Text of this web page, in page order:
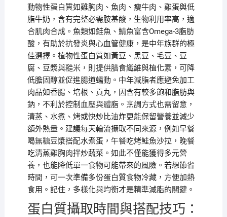
動物性蛋白質如雞胸肉、魚肉、瘦牛肉、雞蛋與低
脂牛奶，含有完整必需胺基酸，生物利用率高，適
合肌肉合成。魚類如鮭魚、鯖魚富含Omega-3脂肪
酸，有助於抗發炎與心血管健康，是中年族群的極
佳選擇。植物性蛋白質如黃豆、黑豆、毛豆、豆
腐、豆漿與糙米，則提供膳食纖維與植化素，可降
低膽固醇並促進腸道蠕動。中年減脂者應避免加工
肉品如香腸、培根、貢丸，因含有較多飽和脂肪與
鈉，不利於控制血壓與體脂。烹調方式也需留意，
清蒸、水煮、烤或快炒比油炸更能保留營養並減少
額外熱量。建議每天輪流攝取不同來源，例如早餐
喝無糖豆漿搭配水煮蛋，午餐吃烤鮭魚沙拉，晚餐
吃清蒸雞胸肉拌炒蔬菜。如此不僅能獲得多元營
養，也能降低單一食物可能帶來的風險。若想節省
時間，可一次準備多份蛋白質食物冷藏，方便加熱
食用。記住，多樣化與均衡才是精準減脂的關鍵。
蛋白質攝取時間與搭配技巧：